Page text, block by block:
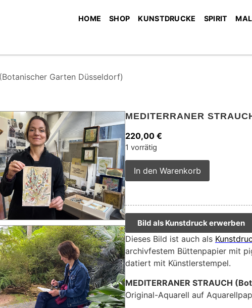
HOME SHOP KUNSTDRUCKE SPIRIT
Garten Düsseldorf)
MEDITERRANER
220,00 €
1 vorrätig
In den Warenkorb
Bild als Kunstdruck erwerben
Dieses Bild ist auch als
archivfestem Büttenpapier mit
datiert mit Künstlerstempel.
MEDITERRANER STRAUCH
Original-Aquarell auf